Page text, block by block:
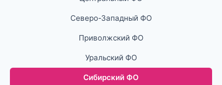
Северо-Западный ФО
Приволжский ФО
Уральский ФО
Сибирский ФО